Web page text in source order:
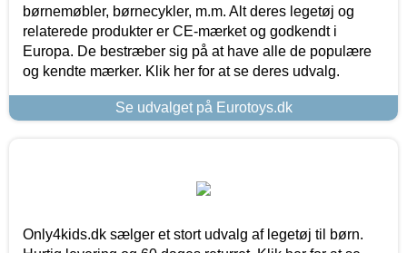
børnemøbler, børnecykler, m.m. Alt deres legetøj og
relaterede produkter er CE-mærket og godkendt i
Europa. De bestræber sig på at have alle de populære
og kendte mærker. Klik her for at se deres udvalg.
Se udvalget på Eurotoys.dk
Only4kids.dk sælger et stort udvalg af legetøj til børn.